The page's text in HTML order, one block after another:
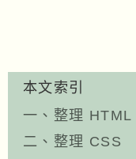
本文索引
一、整理 HTML
二、整理 CSS